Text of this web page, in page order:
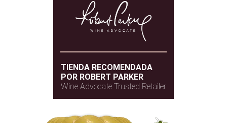
TIENDA RECOMENDADA
POR ROBERT PARKER
Wine Advocate Trusted Retailer